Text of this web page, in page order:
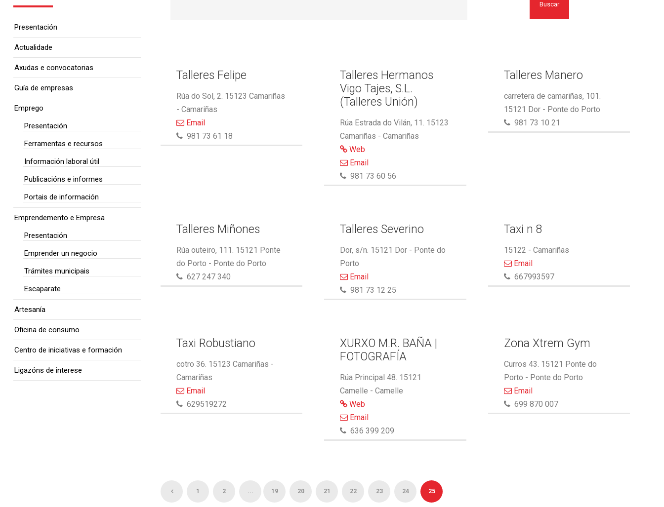
Buscar
Talleres Felipe
Rúa do Sol, 2. 15123 Camariñas
- Camariñas
Email
981 73 61 18
Talleres Hermanos
Vigo Tajes, S.L.
(Talleres Unión)
Rúa Estrada do Vilán, 11. 15123
Camariñas - Camariñas
Web
Email
981 73 60 56
Talleres Manero
carretera de camariñas, 101.
15121 Dor - Ponte do Porto
981 73 10 21
Talleres Miñones
Rúa outeiro, 111. 15121 Ponte
do Porto - Ponte do Porto
627 247 340
Talleres Severino
Dor, s/n. 15121 Dor - Ponte do
Porto
Email
981 73 12 25
Taxi n 8
15122 - Camariñas
Email
667993597
Taxi Robustiano
cotro 36. 15123 Camariñas -
Camariñas
Email
629519272
XURXO M.R. BAÑA |
FOTOGRAFÍA
Rúa Principal 48. 15121
Camelle - Camelle
Web
Email
636 399 209
Zona Xtrem Gym
Curros 43. 15121 Ponte do
Porto - Ponte do Porto
Email
699 870 007
1 2 ... 19 20 21 22 23 24 25
Presentación
Actualidade
Axudas e convocatorias
Guía de empresas
Emprego
Presentación
Ferramentas e recursos
Información laboral útil
Publicacións e informes
Portais de información
Emprendemento e Empresa
Presentación
Emprender un negocio
Trámites municipais
Escaparate
Artesanía
Oficina de consumo
Centro de iniciativas e formación
Ligazóns de interese